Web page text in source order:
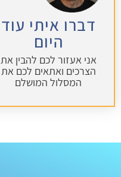
דברו איתי עוד
היום
אני אעזור לכם להבין את
הצרכים ואתאים לכם את
המסלול המושלם